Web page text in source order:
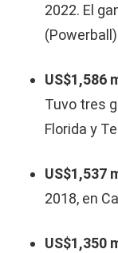
2022. El
US$1,586
Tuvo tres
Florida y
US$1,537
2018, en
US$1,350